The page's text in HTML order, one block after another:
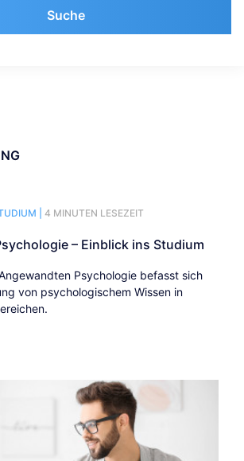
Suche
| 4 MINUTEN LESEZEIT
– Einblick ins Studium
Psychologie befasst sich
von psychologischem Wissen in